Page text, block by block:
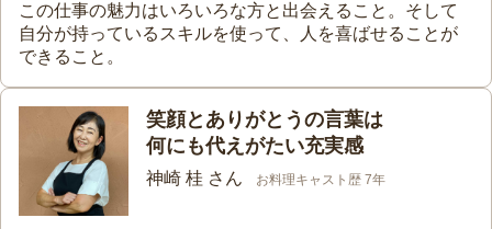
この仕事の魅力はいろいろな方と出会えること。そして
自分が持っているスキルを使って、人を喜ばせることが
できること。
笑顔とありがとうの言葉は
何にも代えがたい充実感
神崎 桂 さん お料理キャスト歴 7年